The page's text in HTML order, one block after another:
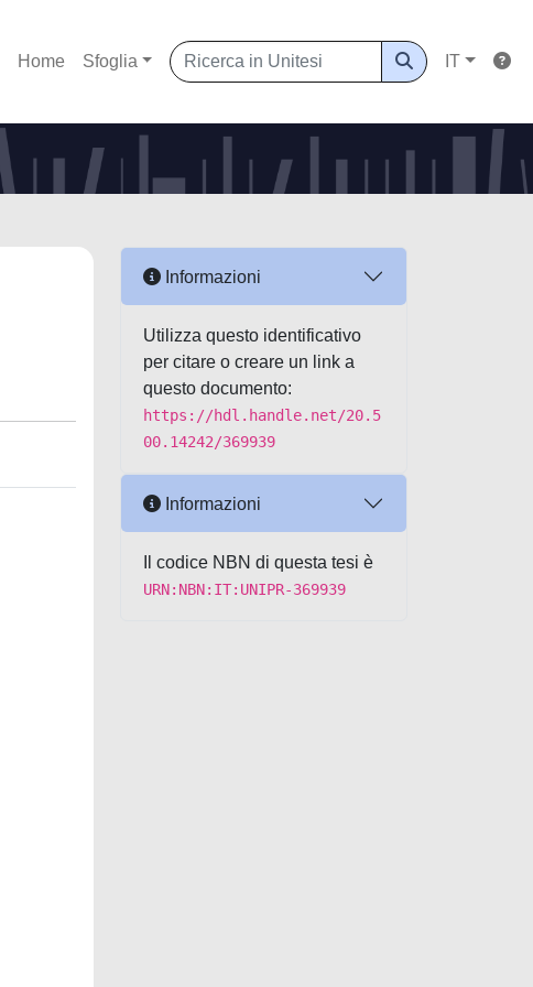
Home Sfoglia IT
Informazioni
Utilizza questo identificativo
per citare o creare un link a
questo documento:
https://hdl.handle.net/20.5
00.14242/369939
Informazioni
Il codice NBN di questa tesi è
URN:NBN:IT:UNIPR-369939